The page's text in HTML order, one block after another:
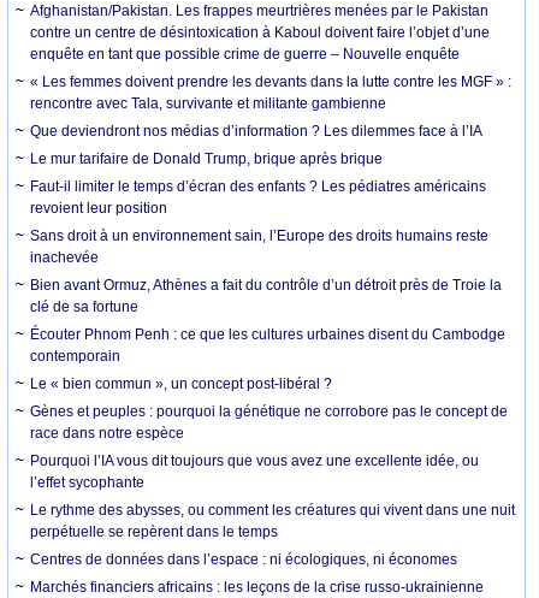
Afghanistan/Pakistan. Les frappes meurtrières menées par le Pakistan
contre un centre de désintoxication à Kaboul doivent faire l’objet d’une
enquête en tant que possible crime de guerre – Nouvelle enquête
« Les femmes doivent prendre les devants dans la lutte contre les MGF » :
rencontre avec Tala, survivante et militante gambienne
Que deviendront nos médias d’information ? Les dilemmes face à l’IA
Le mur tarifaire de Donald Trump, brique après brique
Faut-il limiter le temps d’écran des enfants ? Les pédiatres américains
revoient leur position
Sans droit à un environnement sain, l’Europe des droits humains reste
inachevée
Bien avant Ormuz, Athènes a fait du contrôle d’un détroit près de Troie la
clé de sa fortune
Écouter Phnom Penh : ce que les cultures urbaines disent du Cambodge
contemporain
Le « bien commun », un concept post-libéral ?
Gènes et peuples : pourquoi la génétique ne corrobore pas le concept de
race dans notre espèce
Pourquoi l’IA vous dit toujours que vous avez une excellente idée, ou
l’effet sycophante
Le rythme des abysses, ou comment les créatures qui vivent dans une nuit
perpétuelle se repèrent dans le temps
Centres de données dans l’espace : ni écologiques, ni économes
Marchés financiers africains : les leçons de la crise russo-ukrainienne